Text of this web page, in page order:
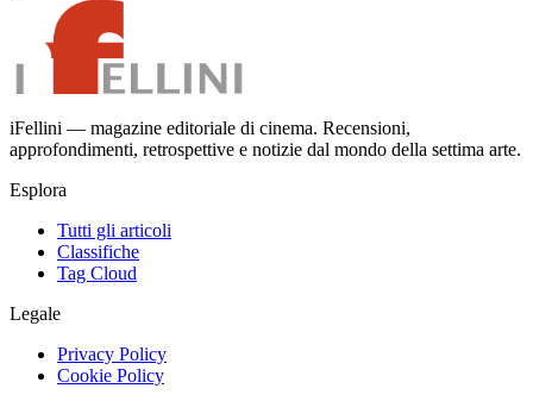
iFellini — magazine editoriale di cinema. Recensioni,
approfondimenti, retrospettive e notizie dal mondo della settima arte.
Esplora
Tutti gli articoli
Classifiche
Tag Cloud
Legale
Privacy Policy
Cookie Policy